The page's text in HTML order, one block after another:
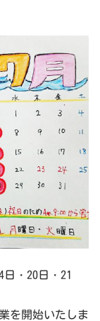
・20日・21
を開始いたしま